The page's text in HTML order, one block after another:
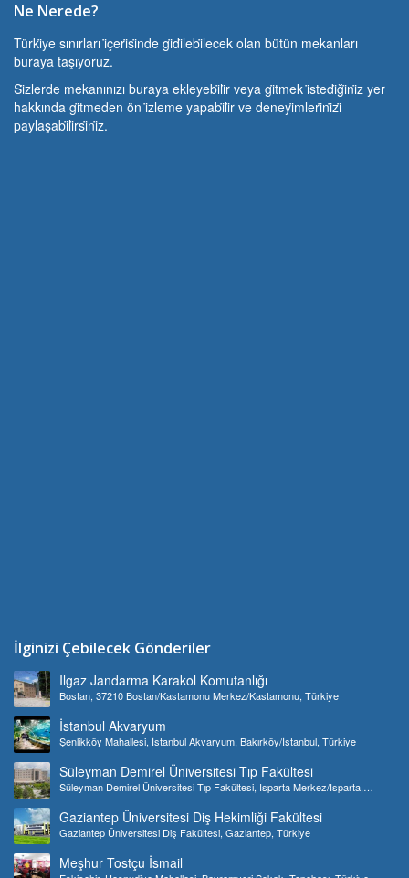
Ne Nerede?
Türki̇ye sınırları i̇çeri̇si̇nde gi̇di̇lebi̇lecek olan bütün mekanları
buraya taşıyoruz.
Si̇zlerde mekanınızı buraya ekleyebi̇li̇r veya gi̇tmek i̇stedi̇ği̇ni̇z yer
hakkında gi̇tmeden ön i̇zleme yapabi̇li̇r ve deneyi̇mleri̇ni̇zi̇
paylaşabi̇li̇rsi̇ni̇z.
İlginizi Çebilecek Gönderiler
Ilgaz Jandarma Karakol Komutanlığı
Bostan, 37210 Bostan/Kastamonu Merkez/Kastamonu, Türkiye
İstanbul Akvaryum
Şenlikköy Mahallesi, İstanbul Akvaryum, Bakırköy/İstanbul, Türkiye
Süleyman Demirel Üniversitesi Tıp Fakültesi
Süleyman Demirel Üniversitesi Tıp Fakültesi, Isparta Merkez/Isparta,
Gaziantep Üniversitesi Diş Hekimliği Fakültesi
Gaziantep Üniversitesi Diş Fakültesi, Gaziantep, Türkiye
Meşhur Tostçu İsmail